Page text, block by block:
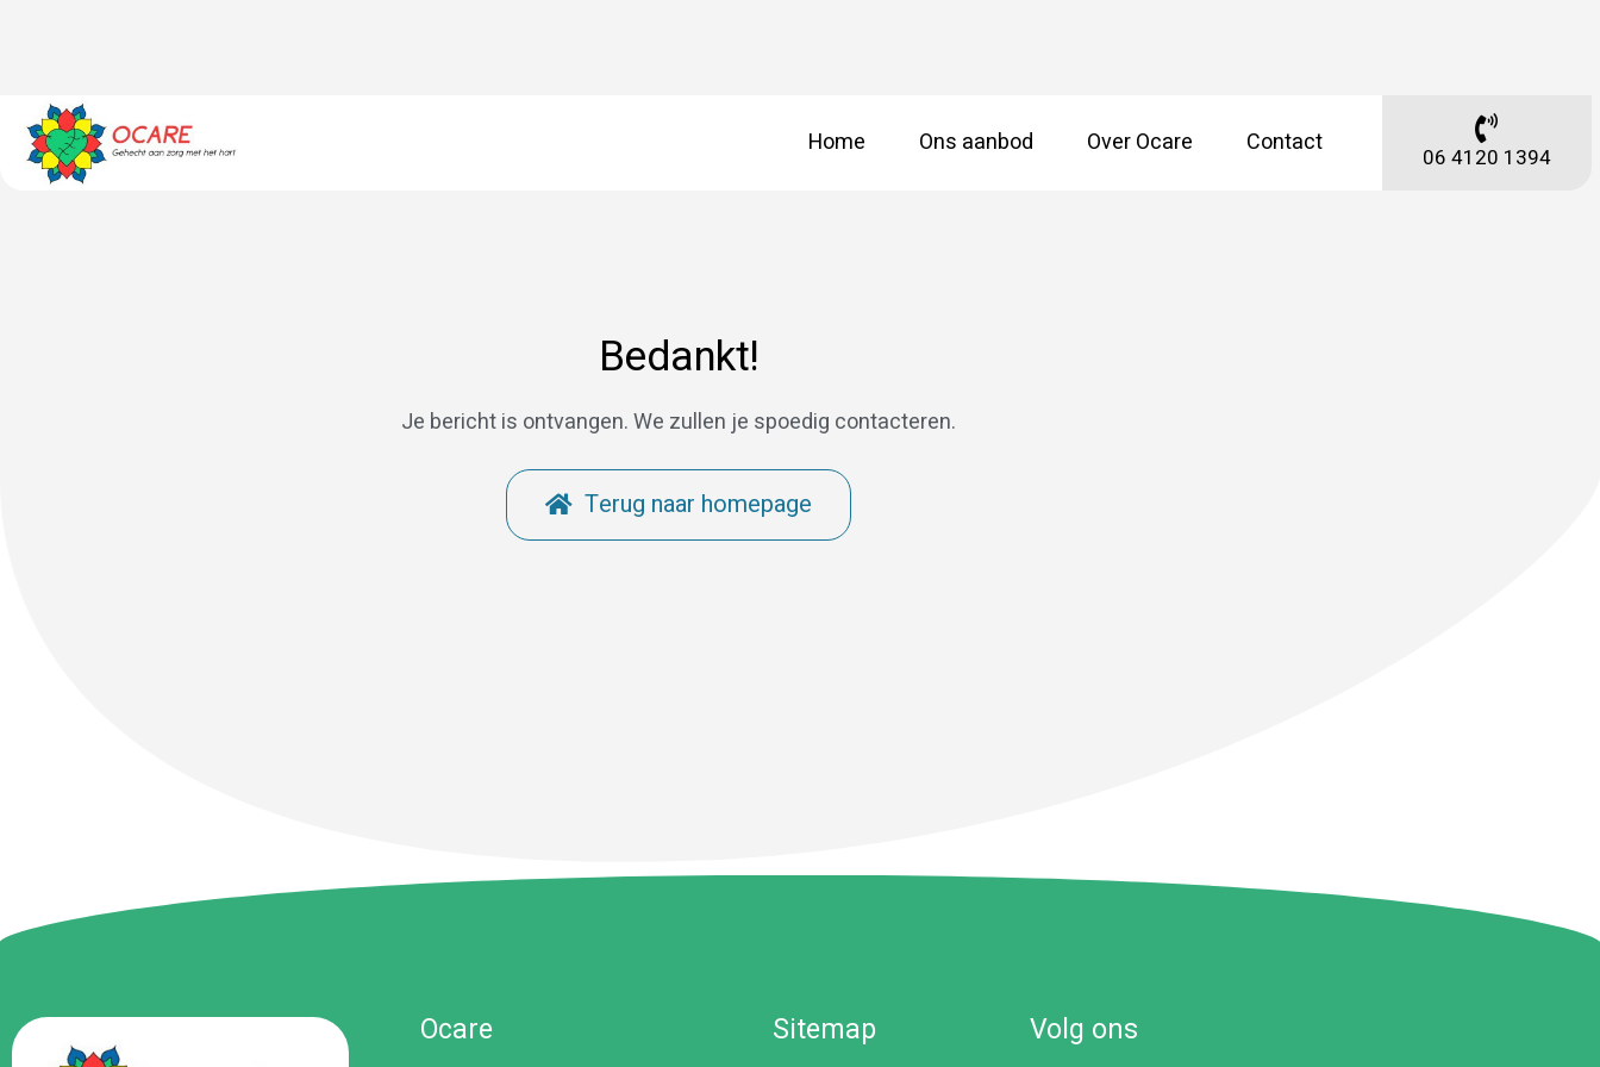
Home Ons aanbod Over Ocare Contact 06 4120 1394
Bedankt!
Je bericht is ontvangen. We zullen je spoedig contacteren.
Terug naar homepage
Ocare Sitemap Volg ons